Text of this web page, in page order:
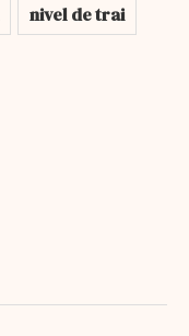
nivel de trai